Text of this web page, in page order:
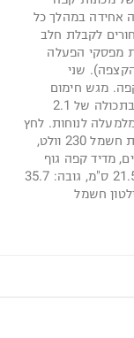
אחידה במהלך כל
לקבלת חלב
מפסקי הפעלה
הקצפה). שני
מגש חימום
נירוסטה עליון המתאים ל- 5 כוסות. מיכל מים בתכולה של 2.1
לנוחות. לחץ
משאבת מים 15 בר מיכל מים 2.1 ליטר אספקת חשמל 230 וולט,
מדיד קפה גוף
המכונה נירוסטה משקל 8.1 ק"ג מידות רוחב: 21.5 ס"מ, גובה: 35.7
המילטון חשמל